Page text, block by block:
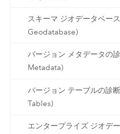
スキーマ ジオデータベー
Geodatabase)
バージョン メタデータの
Metadata)
バージョン テーブルの診
Tables)
エンタープライズ ジオデ